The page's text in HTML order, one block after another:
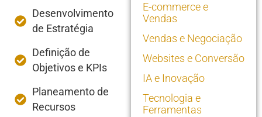
Desenvolvimento
de Estratégia
Definição de
Objetivos e KPIs
Planeamento de
Recursos
E-commerce e
Vendas
Vendas e Negociação
Websites e Conversão
IA e Inovação
Tecnologia e
Ferramentas